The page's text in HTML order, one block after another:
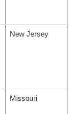
New Jersey
Missouri